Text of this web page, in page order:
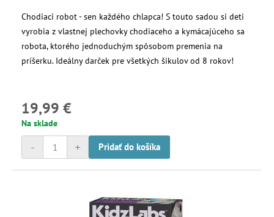
Chodiaci robot - sen každého chlapca! S touto sadou si deti
vyrobia z vlastnej plechovky chodiaceho a kymácajúceho sa
robota, ktorého jednoduchým spôsobom premenia na
príšerku. Ideálny darček pre všetkých šikulov od 8 rokov!
19,99 €
Na sklade
+
- Pridať do košíka